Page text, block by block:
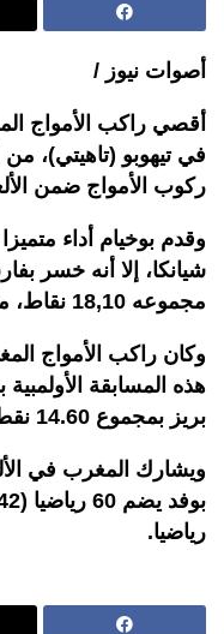
أصوات نيوز /
أقصي راكب الأمواج
في تيهوبو (تاهيتي)،
ركوب الأمواج ضمن الألعاب
وقدم بوخيام أداء
شيانكا، إلا أنه خسر
مجموعه 18,10 نقاط، مقابل 17,80 نقطة للمغربي.
وكان راكب الأمواج
هذه المسابقة
بريز بمجموع 14.60 نقطة مقابل 12.60.
رياضيا.